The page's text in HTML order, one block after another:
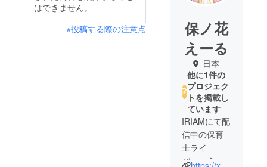
はできません。
※投稿する際の注意点
保ノ花
えーる
日本
他に1件の
プロジェク
トを掲載し
ています
IRIAMにて配
信中の保育
士ライ
バー、えー